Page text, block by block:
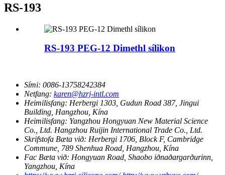
RS-193
RS-193 PEG-12 Dimethl sílikon
Sími: 0086-13758242384
Netfang: karen@hzrj-intl.com
Heimilisfang: Herbergi 1303, Gudun Road 387, Jingui
Building, Hangzhou, Kína
Heimilisfang: Yangzhou Hongyuan New Material Science
Co., Ltd. Hangzhou Ruijin International Trade Co., Ltd.
Skrifstofa Bæta við: Herbergi 1706, Block F, Cambridge
Commune, 789 Shenhua Road, Hangzhou, Kína
Fac Bæta við: Hongyuan Road, Shaobo iðnaðargarðurinn,
Yangzhou, Kína